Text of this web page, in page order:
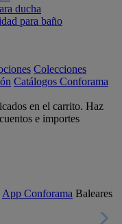
ducha
para baño
Colecciones
Catálogos Conforama
en el carrito. Haz
e importes
App Conforama Baleares